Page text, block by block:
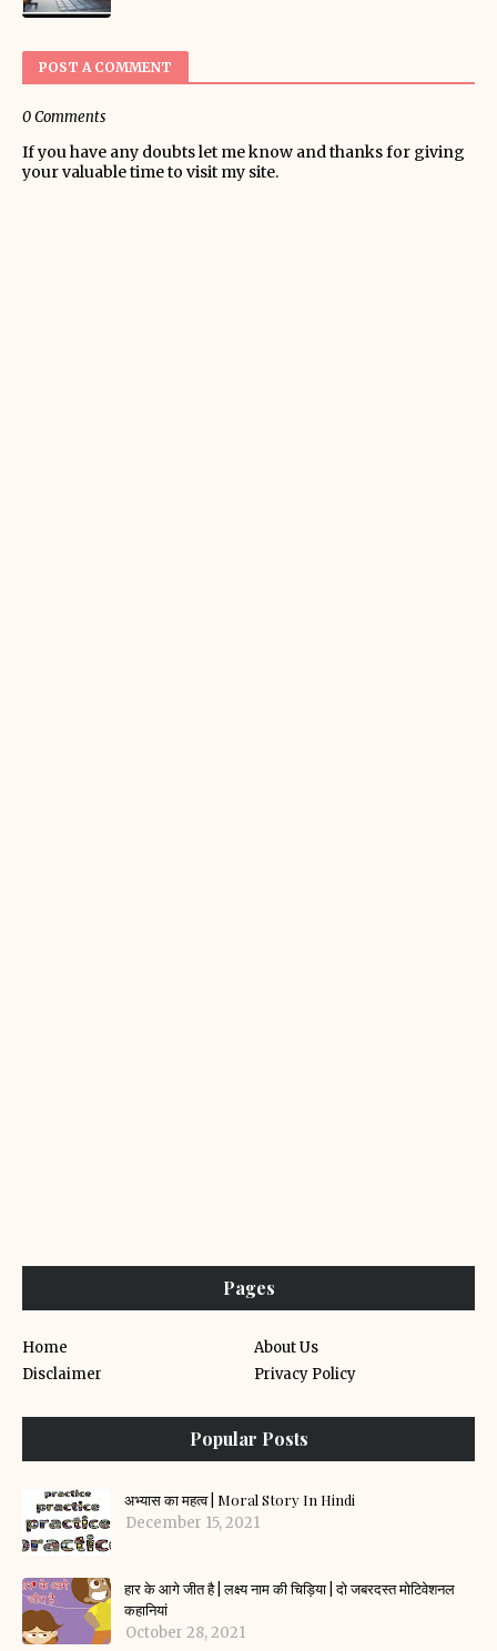
POST A COMMENT
0 Comments
If you have any doubts let me know and thanks for giving
your valuable time to visit my site.
Pages
Home
About Us
Disclaimer
Privacy Policy
Popular Posts
अभ्यास का महत्व | Moral Story In Hindi
December 15, 2021
हार के आगे जीत है | लक्ष्य नाम की चिड़िया | दो जबरदस्त मोटिवेशनल
कहानियां
October 28, 2021